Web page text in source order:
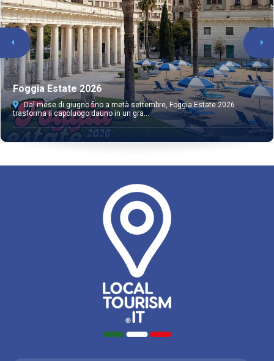
Foggia Estate 2026
Dal mese di giugno fino a metà settembre, Foggia Estate 2026
trasforma il capoluogo dauno in un gra...